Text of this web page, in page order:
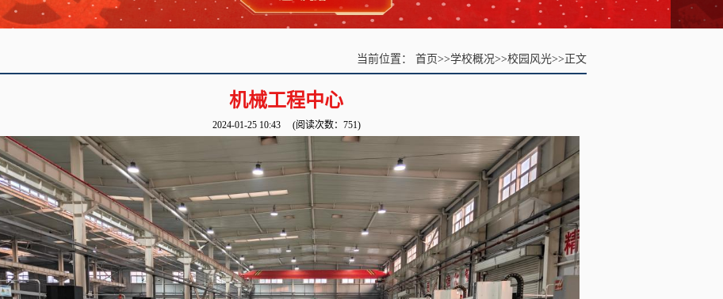
当前位置： 首页>>学校概况>>校园风光>> 正文
机械工程中心
2024-01-25 10:43 (阅读次数： 751)